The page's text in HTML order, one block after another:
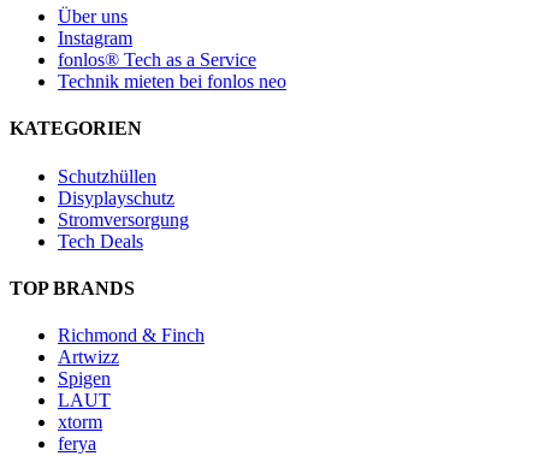
Optionen
können
auf
der
gewählt
Über uns
Instagram
fonlos® Tech as a Service
Technik mieten bei fonlos neo
KATEGORIEN
Schutzhüllen
Disyplayschutz
Stromversorgung
Tech Deals
TOP BRANDS
Richmond & Finch
Artwizz
Spigen
LAUT
xtorm
ferya